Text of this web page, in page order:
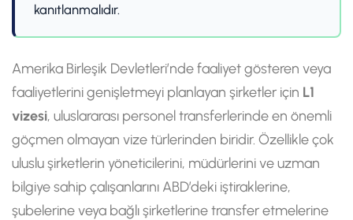
kanıtlanmalıdır.
Amerika Birleşik Devletleri’nde faaliyet gösteren veya
faaliyetlerini genişletmeyi planlayan şirketler için L1
vizesi, uluslararası personel transferlerinde en önemli
göçmen olmayan vize türlerinden biridir. Özellikle çok
uluslu şirketlerin yöneticilerini, müdürlerini ve uzman
bilgiye sahip çalışanlarını ABD’deki iştiraklerine,
şubelerine veya bağlı şirketlerine transfer etmelerine